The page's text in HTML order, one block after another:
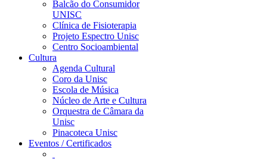
Balcão do Consumidor
UNISC
Clínica de Fisioterapia
Projeto Espectro Unisc
Centro Socioambiental
Cultura
Agenda Cultural
Coro da Unisc
Escola de Música
Núcleo de Arte e Cultura
Orquestra de Câmara da
Unisc
Pinacoteca Unisc
Eventos / Certificados